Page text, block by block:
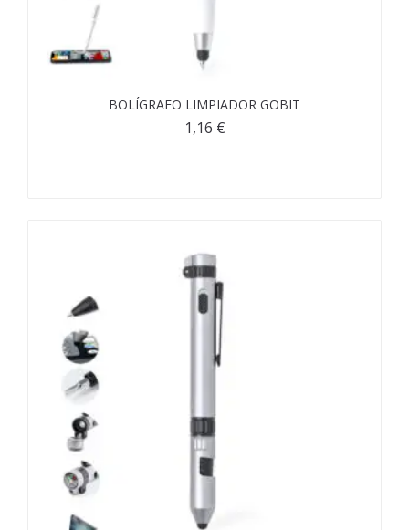
BOLÍGRAFO LIMPIADOR GOBIT
1,16 €